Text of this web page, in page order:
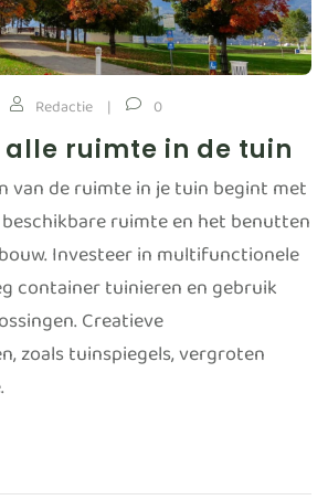
Redactie 0
alle ruimte in de tuin
van de ruimte in je tuin begint met
ruimte en het benutten
Investeer in multifunctionele
container tuinieren en gebruik
Creatieve
zoals tuinspiegels, vergroten